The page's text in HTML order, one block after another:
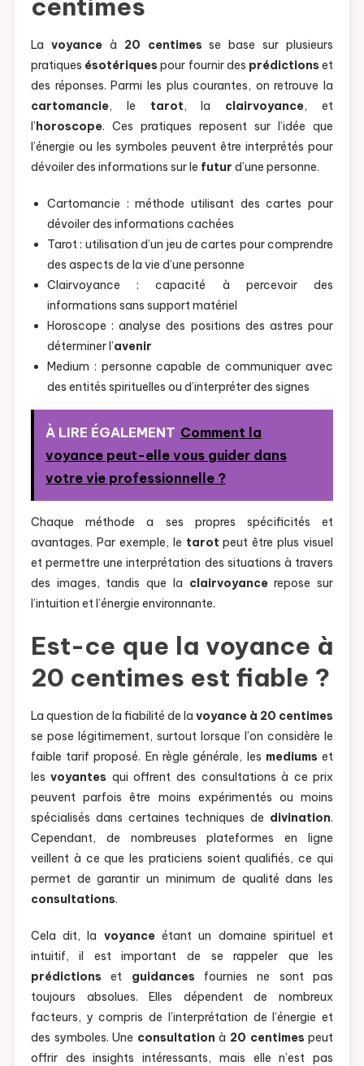
centimes
La voyanceà 20 centimes se base sur plusieurs
pratiques ésotériques pour fournir des prédictions et
des réponses. Parmi les plus courantes, on retrouve la
cartomancie, le tarot, la clairvoyance, et
l’horoscope. Ces pratiques reposent sur l’idée que
l’énergie ou les symboles peuvent être interprétés pour
dévoiler des informations sur le futur d’une personne.
Cartomancie : méthode utilisant des cartes pour
dévoiler des informations cachées
Tarot : utilisation d’un jeu de cartes pour comprendre
des aspects de la vie d’une personne
Clairvoyance : capacité à percevoir des
informations sans support matériel
Horoscope : analyse des positions des astres pour
déterminer l’avenir
Medium : personne capable de communiquer avec
des entités spirituelles ou d’interpréter des signes
À LIRE ÉGALEMENT Comment la
voyance peut-elle vous guider dans
votre vie professionnelle ?
Chaque méthode a ses propres spécificités et
avantages. Par exemple, le tarot peut être plus visuel
et permettre une interprétation des situations à travers
des images, tandis que la clairvoyancerepose sur
l’intuition et l’énergie environnante.
Est-ce que la voyance à
20 centimes est fiable ?
La question de la fiabilité de lavoyance à 20 centimes
se pose légitimement, surtout lorsque l’on considère le
faible tarif proposé. En règle générale, les mediums et
lesvoyantes qui offrent des consultations à ce prix
peuvent parfois être moins expérimentés ou moins
spécialisés dans certaines techniques de divination.
Cependant, de nombreuses plateformes en ligne
veillent à ce que les praticiens soient qualifiés, ce qui
permet de garantir un minimum de qualité dans les
consultations.
Cela dit, la voyanceétant un domaine spirituel et
intuitif, il est important de se rappeler que les
prédictions et guidances fournies ne sont pas
toujours absolues. Elles dépendent de nombreux
facteurs, y compris de l’interprétation de l’énergie et
des symboles. Une consultation à 20 centimes peut
offrir des insights intéressants, mais elle n’est pas